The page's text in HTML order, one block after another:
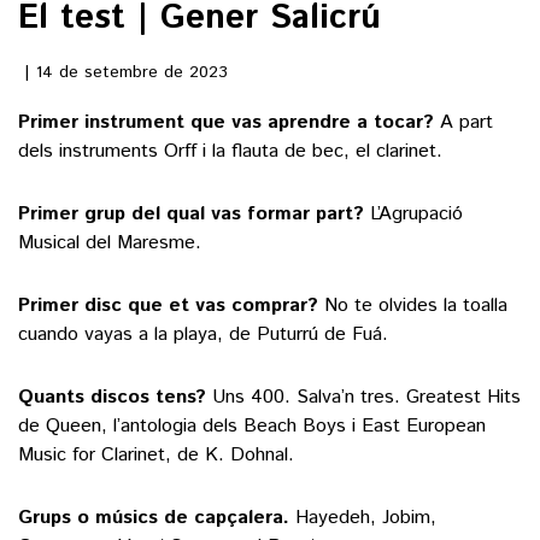
ACTUALITAT
VEURE TOTES
ESPORTS
HOQUEI PATINS
MOTOR
ARTS ESCÈNIQUES
LLIBRES
CALAIX
SUPLEMENTS
FOTOGALERIES
9MAGAZÍN
BLOGOSFERA
El test | Gener Salicrú
14 de setembre de 2023
Primer instrument que vas aprendre a tocar? A part
dels instruments Orff i la flauta de bec, el clarinet.
Primer grup del qual vas formar part? L’Agrupació
Musical del Maresme.
Primer disc que et vas comprar? No te olvides la toalla
cuando vayas a la playa, de Puturrú de Fuá.
Quants discos tens? Uns 400. Salva’n tres. Greatest Hits
de Queen, l’antologia dels Beach Boys i East European
Music for Clarinet, de K. Dohnal.
Grups o músics de capçalera. Hayedeh, Jobim,